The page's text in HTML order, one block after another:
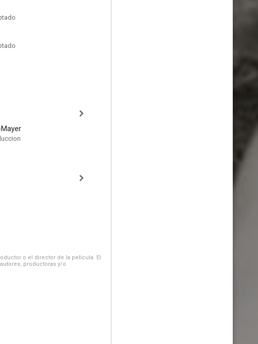
o el director de la película. El
productoras y/o